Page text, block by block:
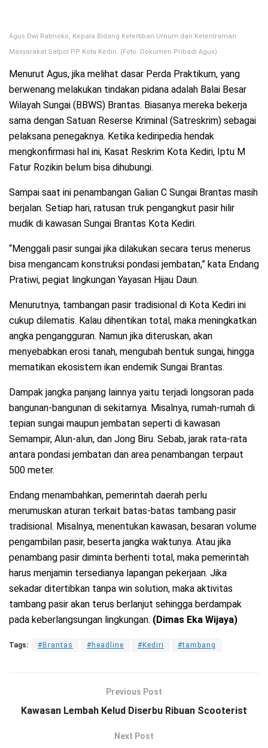
Agus Dwi Ratmoko, Kepala Bidang Ketertiban Umum dan Ketentraman
Masyarakat Satpol PP Kota Kediri. (Foto: Dokumen Pribadi Agus)
Menurut Agus, jika melihat dasar Perda Praktikum, yang
berwenang melakukan tindakan pidana adalah Balai Besar
Wilayah Sungai (BBWS) Brantas. Biasanya mereka bekerja
sama dengan Satuan Reserse Kriminal (Satreskrim) sebagai
pelaksana penegaknya. Ketika kediripedia hendak
mengkonfirmasi hal ini, Kasat Reskrim Kota Kediri, Iptu M
Fatur Rozikin belum bisa dihubungi.
Sampai saat ini penambangan Galian C Sungai Brantas masih
berjalan. Setiap hari, ratusan truk pengangkut pasir hilir
mudik di kawasan Sungai Brantas Kota Kediri.
“Menggali pasir sungai jika dilakukan secara terus menerus
bisa mengancam konstruksi pondasi jembatan,” kata Endang
Pratiwi, pegiat lingkungan Yayasan Hijau Daun.
Menurutnya, tambangan pasir tradisional di Kota Kediri ini
cukup dilematis. Kalau dihentikan total, maka meningkatkan
angka pengangguran. Namun jika diteruskan, akan
menyebabkan erosi tanah, mengubah bentuk sungai, hingga
mematikan ekosistem ikan endemik Sungai Brantas.
Dampak jangka panjang lainnya yaitu terjadi longsoran pada
bangunan-bangunan di sekitarnya. Misalnya, rumah-rumah di
tepian sungai maupun jembatan seperti di kawasan
Semampir, Alun-alun, dan Jong Biru. Sebab, jarak rata-rata
antara pondasi jembatan dan area penambangan terpaut
500 meter.
Endang menambahkan, pemerintah daerah perlu
merumuskan aturan terkait batas-batas tambang pasir
tradisional. Misalnya, menentukan kawasan, besaran volume
pengambilan pasir, beserta jangka waktunya. Atau jika
penambang pasir diminta berhenti total, maka pemerintah
harus menjamin tersedianya lapangan pekerjaan. Jika
sekadar ditertibkan tanpa win solution, maka aktivitas
tambang pasir akan terus berlanjut sehingga berdampak
pada keberlangsungan lingkungan. (Dimas Eka Wijaya)
Tags: #Brantas #headline #Kediri #tambang
Previous Post
Kawasan Lembah Kelud Diserbu Ribuan Scooterist
Next Post